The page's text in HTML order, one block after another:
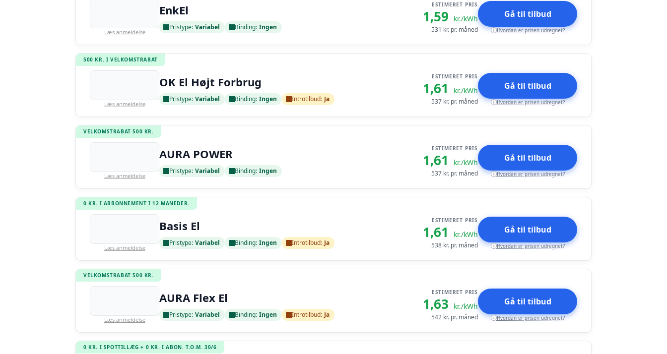
Læs anmeldelse
EnkEl
Pristype: Variabel Binding: Ingen
ESTIMERET PRIS
1,59 kr./kWh
531 kr. pr. måned
Gå til tilbud
i Hvordan er prisen udregnet?
500 KR. I VELKOMSTRABAT
Læs anmeldelse
OK El Højt Forbrug
Pristype: Variabel Binding: Ingen Introtilbud: Ja
ESTIMERET PRIS
1,61 kr./kWh
537 kr. pr. måned
Gå til tilbud
i Hvordan er prisen udregnet?
VELKOMSTRABAT 500 KR.
Læs anmeldelse
AURA POWER
Pristype: Variabel Binding: Ingen
ESTIMERET PRIS
1,61 kr./kWh
537 kr. pr. måned
Gå til tilbud
i Hvordan er prisen udregnet?
0 KR. I ABBONNEMENT I 12 MÅNEDER.
Læs anmeldelse
Basis El
Pristype: Variabel Binding: Ingen Introtilbud: Ja
ESTIMERET PRIS
1,61 kr./kWh
538 kr. pr. måned
Gå til tilbud
i Hvordan er prisen udregnet?
VELKOMSTRABAT 500 KR.
Læs anmeldelse
AURA Flex El
Pristype: Variabel Binding: Ingen Introtilbud: Ja
ESTIMERET PRIS
1,63 kr./kWh
542 kr. pr. måned
Gå til tilbud
i Hvordan er prisen udregnet?
0 KR. I SPOTTILLÆG + 0 KR. I ABON. T.O.M. 30/6